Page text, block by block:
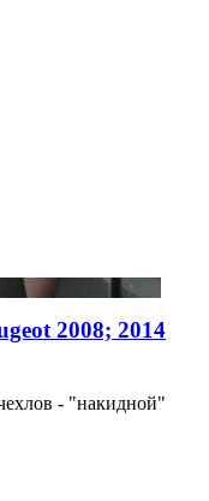
2008; 2014
- "накидной"